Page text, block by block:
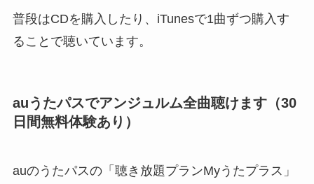
普段はCDを購入したり、iTunesで1曲ずつ購入す
ることで聴いています。
auうたパスでアンジュルム全曲聴けます（30
日間無料体験あり）
auのうたパスの「聴き放題プランMyうたプラス」